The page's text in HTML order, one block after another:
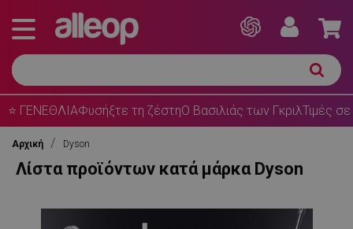
⭐ ΓΕΝΕΘΛΙΑΦυσήξτε τη ζέστηΟ Βασιλιάς των ΓκριλΤιμές σε
Αρχική Dyson
Λίστα προϊόντων κατά μάρκα Dyson